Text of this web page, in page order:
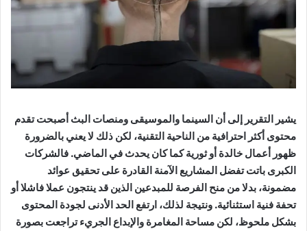
يشير التقرير إلى أن السينما والموسيقى ومنصات البث أصبحت تقدم
محتوى أكثر احترافية من الناحية التقنية، لكن ذلك لا يعني بالضرورة
ظهور أعمال خالدة أو ثورية كما كان يحدث في الماضي. فالشركات
الكبرى باتت تفضل المشاريع الآمنة القادرة على تحقيق عوائد
مضمونة، بدلا من منح الفرصة للمبدعين الذين قد ينتجون عملا فاشلا أو
تحفة فنية استثنائية. ونتيجة لذلك، ارتفع الحد الأدنى لجودة المحتوى
بشكل ملحوظ، لكن مساحة المغامرة والإبداع الجريء تراجعت بصورة